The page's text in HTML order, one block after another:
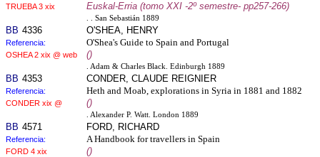
TRUEBA 3 xix Euskal-Erria (tomo XXI -2º semestre- pp257-266)
. . San Sebastián 1889
BB 4336 O'SHEA, HENRY
Referencia: O'Shea's Guide to Spain and Portugal
OSHEA 2 xix @ web ()
. Adam & Charles Black. Edinburgh 1889
BB 4353 CONDER, CLAUDE REIGNIER
Referencia: Heth and Moab, explorations in Syria in 1881 and 1882
CONDER xix @ ()
. Alexander P. Watt. London 1889
BB 4571 FORD, RICHARD
Referencia: A Handbook for travellers in Spain
FORD 4 xix ()